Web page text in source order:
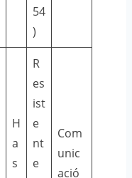
54
)
H
a
s
R
es
ist
e
nt
e
Com
unic
ació